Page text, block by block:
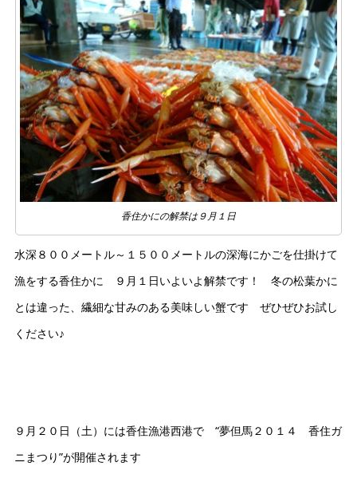
香住かにの解禁は９月１日
水深８００メートル～１５００メートルの深海にかごを仕掛けて
漁をする香住かに ９月１日いよいよ解禁です！ 冬の松葉かに
とは違った、繊細な甘みのある美味しい蟹です ぜひぜひお試し
ください♪
９月２０日（土）には香住漁港西港で “夢但馬２０１４ 香住ガ
ニまつり”が開催されます